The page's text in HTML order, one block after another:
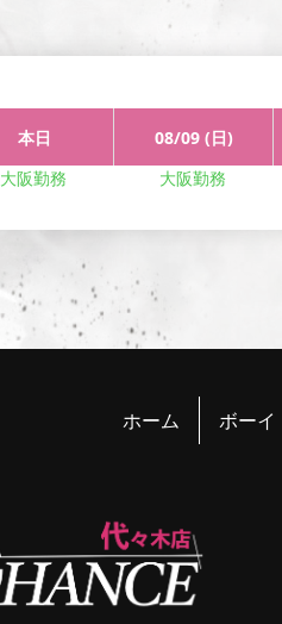
本日
大阪勤務
08/09 (日)
大阪勤務
ホーム ボーイ